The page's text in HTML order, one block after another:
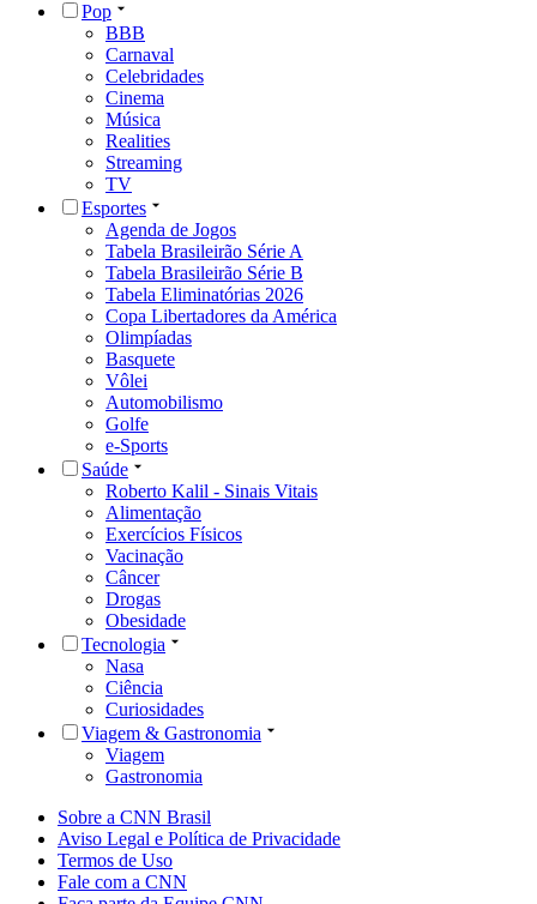
Pop
BBB
Carnaval
Celebridades
Cinema
Música
Realities
Streaming
TV
Esportes
Agenda de Jogos
Tabela Brasileirão Série A
Tabela Brasileirão Série B
Tabela Eliminatórias 2026
Copa Libertadores da América
Olimpíadas
Basquete
Vôlei
Automobilismo
Golfe
e-Sports
Saúde
Roberto Kalil - Sinais Vitais
Alimentação
Exercícios Físicos
Vacinação
Câncer
Drogas
Obesidade
Tecnologia
Nasa
Ciência
Curiosidades
Viagem & Gastronomia
Viagem
Gastronomia
Sobre a CNN Brasil
Aviso Legal e Política de Privacidade
Termos de Uso
Fale com a CNN